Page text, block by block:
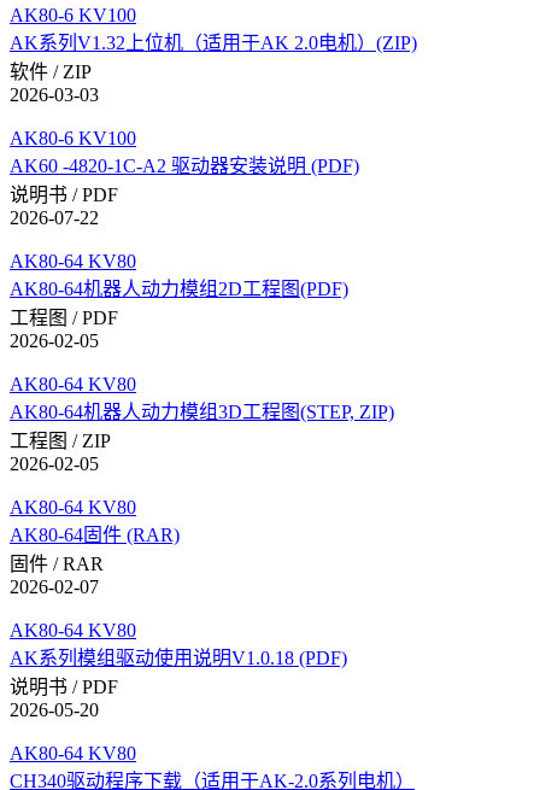
AK80-6 KV100
AK系列V1.32上位机（适用于AK 2.0电机）(ZIP)
软件 / ZIP
2026-03-03
AK80-6 KV100
AK60 -4820-1C-A2 驱动器安装说明 (PDF)
说明书 / PDF
2026-07-22
AK80-64 KV80
AK80-64机器人动力模组2D工程图(PDF)
工程图 / PDF
2026-02-05
AK80-64 KV80
AK80-64机器人动力模组3D工程图(STEP, ZIP)
工程图 / ZIP
2026-02-05
AK80-64 KV80
AK80-64固件 (RAR)
固件 / RAR
2026-02-07
AK80-64 KV80
AK系列模组驱动使用说明V1.0.18 (PDF)
说明书 / PDF
2026-05-20
AK80-64 KV80
CH340驱动程序下载（适用于AK-2.0系列电机）